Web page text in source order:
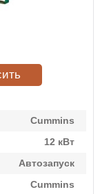
Cummins
12 кВт
Автозапуск
Cummins